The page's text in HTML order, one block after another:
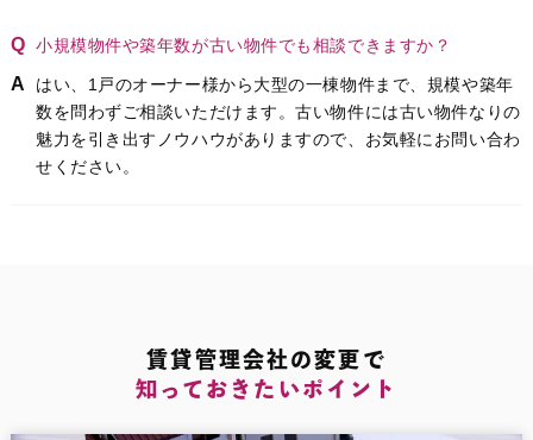
小規模物件や築年数が古い物件でも相談できますか？
はい、1戸のオーナー様から大型の一棟物件まで、規模や築年
数を問わずご相談いただけます。古い物件には古い物件なりの
魅力を引き出すノウハウがありますので、お気軽にお問い合わ
せください。
賃貸管理会社の変更で
知っておきたいポイント